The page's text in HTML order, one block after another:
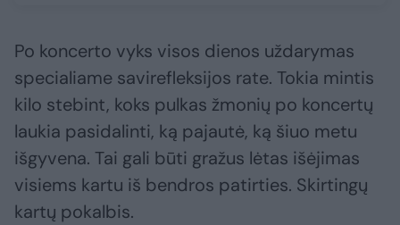
Po koncerto vyks visos dienos uždarymas
specialiame savirefleksijos rate. Tokia mintis
kilo stebint, koks pulkas žmonių po koncertų
laukia pasidalinti, ką pajautė, ką šiuo metu
išgyvena. Tai gali būti gražus lėtas išėjimas
visiems kartu iš bendros patirties. Skirtingų
kartų pokalbis.